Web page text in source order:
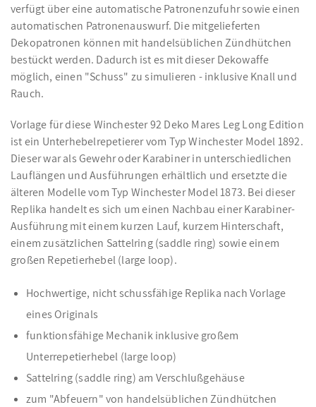
verfügt über eine automatische Patronenzufuhr sowie einen
automatischen Patronenauswurf. Die mitgelieferten
Dekopatronen können mit handelsüblichen Zündhütchen
bestückt werden. Dadurch ist es mit dieser Dekowaffe
möglich, einen "Schuss" zu simulieren - inklusive Knall und
Rauch.
Vorlage für diese Winchester 92 Deko Mares Leg Long Edition
ist ein Unterhebelrepetierer vom Typ Winchester Model 1892.
Dieser war als Gewehr oder Karabiner in unterschiedlichen
Lauflängen und Ausführungen erhältlich und ersetzte die
älteren Modelle vom Typ Winchester Model 1873. Bei dieser
Replika handelt es sich um einen Nachbau einer Karabiner-
Ausführung mit einem kurzen Lauf, kurzem Hinterschaft,
einem zusätzlichen Sattelring (saddle ring) sowie einem
großen Repetierhebel (large loop).
Hochwertige, nicht schussfähige Replika nach Vorlage
eines Originals
funktionsfähige Mechanik inklusive großem
Unterrepetierhebel (large loop)
Sattelring (saddle ring) am Verschlußgehäuse
zum "Abfeuern" von handelsüblichen Zündhütchen